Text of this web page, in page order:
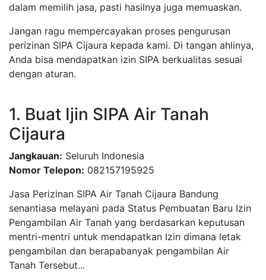
dalam memilih jasa, pasti hasilnya juga memuaskan.
Jangan ragu mempercayakan proses pengurusan
perizinan SIPA Cijaura kepada kami. Di tangan ahlinya,
Anda bisa mendapatkan izin SIPA berkualitas sesuai
dengan aturan.
1. Buat Ijin SIPA Air Tanah
Cijaura
Jangkauan: Seluruh Indonesia
Nomor Telepon: 082157195925
Jasa Perizinan SIPA Air Tanah Cijaura Bandung
senantiasa melayani pada Status Pembuatan Baru Izin
Pengambilan Air Tanah yang berdasarkan keputusan
mentri-mentri untuk mendapatkan Izin dimana letak
pengambilan dan berapabanyak pengambilan Air
Tanah Tersebut...